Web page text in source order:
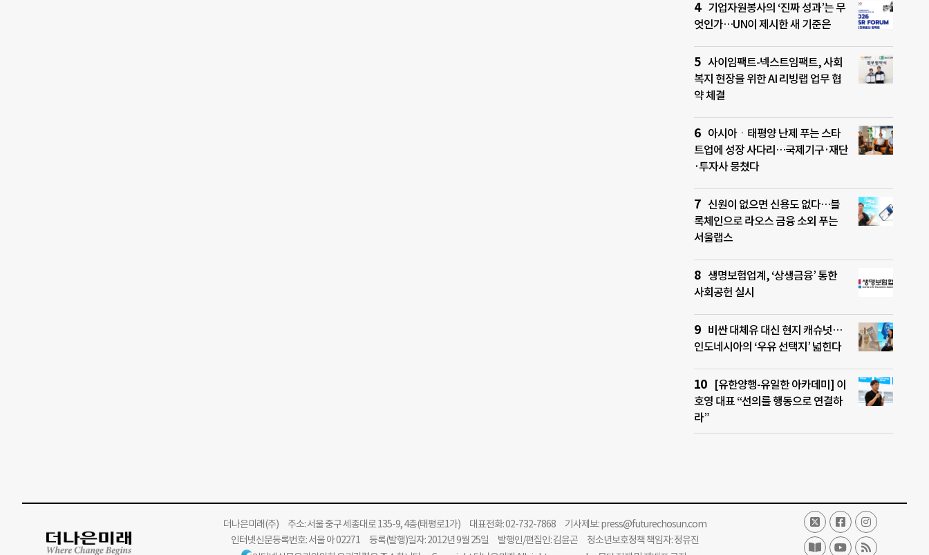
기업자원봉사의 ‘진짜 성과’는 무
엇인가…UN이 제시한 새 기준은
사이임팩트-넥스트임팩트, 사회
복지 현장을 위한 AI 리빙랩 업무 협
약 체결
아시아ㆍ태평양 난제 푸는 스타
트업에 성장 사다리…국제기구·재단
·투자사 뭉쳤다
신원이 없으면 신용도 없다…블
록체인으로 라오스 금융 소외 푸는
서울랩스
생명보험업계, ‘상생금융’ 통한
사회공헌 실시
비싼 대체유 대신 현지 캐슈넛…
인도네시아의 ‘우유 선택지’ 넓힌다
[유한양행-유일한 아카데미] 이
호영 대표 “선의를 행동으로 연결하
라”
더나은미래(주)주소: 서울 중구 세종대로 135-9, 4층(태평로1가) 대표전화: 02-732-7868 기사제보:press@futurechosun.com
인터넷신문등록번호: 서울 아 02271 등록(발행)일자: 2012년 9월 25일 발행인/편집인: 김윤곤 청소년보호정책 책임자: 정유진